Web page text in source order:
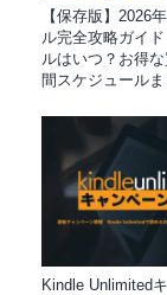
【保存版】2026
ル完全攻略ガイ
ルはいつ？お得
間スケジュールま
Kindle Unlimited